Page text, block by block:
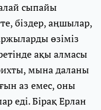
сыпайы
біздер, аңшылар,
өзіміз
ақы алмасы
мына даланы
аз емес, оны
еді. Бірақ Ерлан